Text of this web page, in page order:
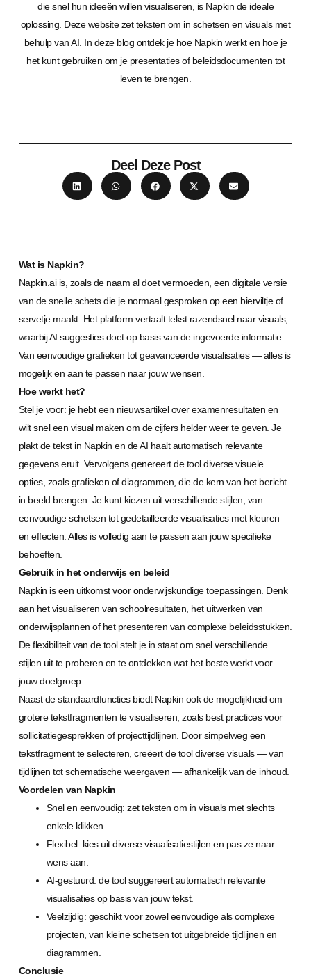
die snel hun ideeën willen visualiseren, is Napkin de ideale
oplossing. Deze website zet teksten om in schetsen en visuals met
behulp van AI. In deze blog ontdek je hoe Napkin werkt en hoe je
het kunt gebruiken om je presentaties of beleidsdocumenten tot
leven te brengen.
Deel Deze Post
Wat is Napkin?
Napkin.ai is, zoals de naam al doet vermoeden, een digitale versie
van de snelle schets die je normaal gesproken op een bierviltje of
servetje maakt. Het platform vertaalt tekst razendsnel naar visuals,
waarbij AI suggesties doet op basis van de ingevoerde informatie.
Van eenvoudige grafieken tot geavanceerde visualisaties — alles is
mogelijk en aan te passen naar jouw wensen.
Hoe werkt het?
Stel je voor: je hebt een nieuwsartikel over examenresultaten en
wilt snel een visual maken om de cijfers helder weer te geven. Je
plakt de tekst in Napkin en de AI haalt automatisch relevante
gegevens eruit. Vervolgens genereert de tool diverse visuele
opties, zoals grafieken of diagrammen, die de kern van het bericht
in beeld brengen. Je kunt kiezen uit verschillende stijlen, van
eenvoudige schetsen tot gedetailleerde visualisaties met kleuren
en effecten. Alles is volledig aan te passen aan jouw specifieke
behoeften.
Gebruik in het onderwijs en beleid
Napkin is een uitkomst voor onderwijskundige toepassingen. Denk
aan het visualiseren van schoolresultaten, het uitwerken van
onderwijsplannen of het presenteren van complexe beleidsstukken.
De flexibiliteit van de tool stelt je in staat om snel verschillende
stijlen uit te proberen en te ontdekken wat het beste werkt voor
jouw doelgroep.
Naast de standaardfuncties biedt Napkin ook de mogelijkheid om
grotere tekstfragmenten te visualiseren, zoals best practices voor
sollicitatiegesprekken of projecttijdlijnen. Door simpelweg een
tekstfragment te selecteren, creëert de tool diverse visuals — van
tijdlijnen tot schematische weergaven — afhankelijk van de inhoud.
Voordelen van Napkin
Snel en eenvoudig: zet teksten om in visuals met slechts
enkele klikken.
Flexibel: kies uit diverse visualisatiestijlen en pas ze naar
wens aan.
AI-gestuurd: de tool suggereert automatisch relevante
visualisaties op basis van jouw tekst.
Veelzijdig: geschikt voor zowel eenvoudige als complexe
projecten, van kleine schetsen tot uitgebreide tijdlijnen en
diagrammen.
Conclusie